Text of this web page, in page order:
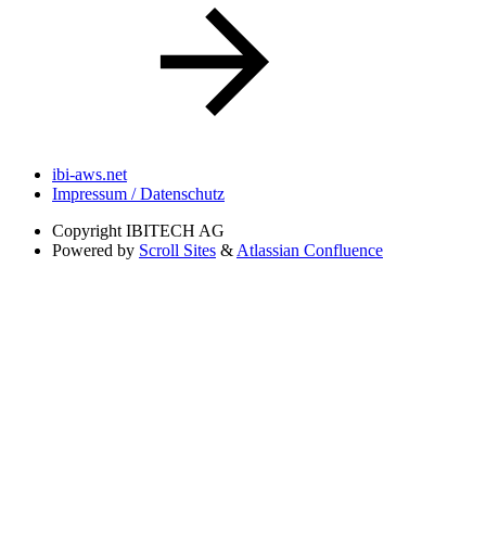
ibi-aws.net
Impressum / Datenschutz
Copyright IBITECH AG
Powered by Scroll Sites &Atlassian Confluence